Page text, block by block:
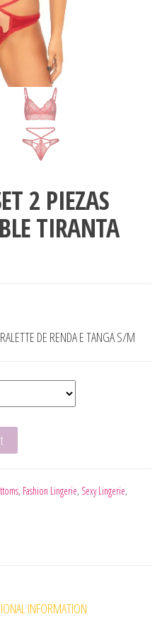
2 PIEZAS
TIRANTA
DE RENDA E TANGA S/M
CON TANGA DOBLE
, Fashion Lingerie, Sexy Lingerie,
INFORMATION